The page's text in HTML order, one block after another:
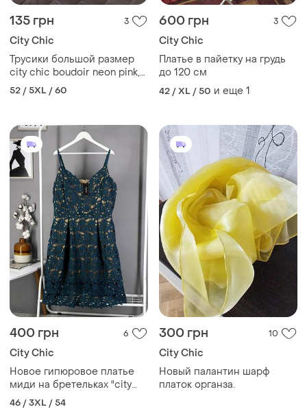
135 грн 3
City Chic
Трусики большой размер
city chic boudoir neon pink,
p. 24
52 / 5XL / 60
600 грн 3
City Chic
Платье в пайетку на грудь
до 120 см
42 / XL / 50 и еще 1
400 грн 6
City Chic
Новое гипюровое платье
миди на бретельках "city
chic" плюс сайз, большого
размера, uk20.
46 / 3XL / 54
300 грн 10
City Chic
Новый палантин шарф
платок органза.